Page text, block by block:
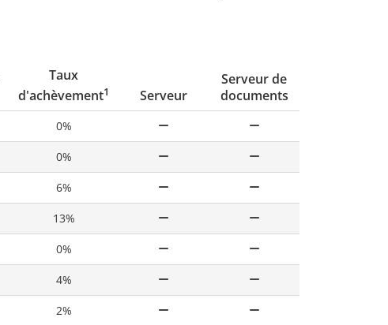
Taux
d'achèvement1 Serveur
Serveur de
documents
0%
0%
6%
13%
0%
4%
2%